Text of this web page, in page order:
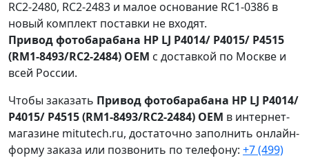
RC2-2480, RC2-2483 и малое основание RC1-0386 в
новый комплект поставки не входят.
Привод фотобарабана HP LJ P4014/ P4015/ P4515
(RM1-8493/RC2-2484) OEM с доставкой по Москве и
всей России.
Чтобы заказать Привод фотобарабана HP LJ P4014/
P4015/ P4515 (RM1-8493/RC2-2484) OEM в интернет-
магазине mitutech.ru, достаточно заполнить онлайн-
форму заказа или позвонить по телефону: +7 (499)